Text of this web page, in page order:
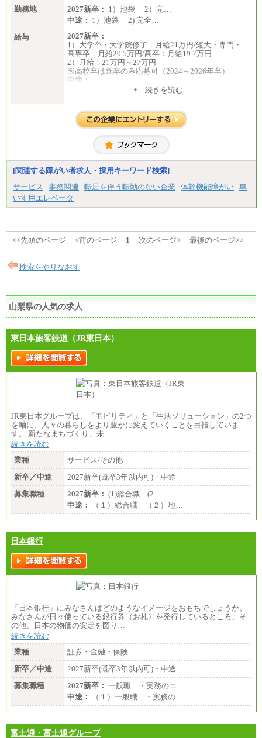
勤務地
2027新卒： 1）池袋 2）完…
中途： 1）池袋 2) 完全…
給与
2027新卒：
1）大学卒・大学院修了：月給21万円/短大・専門・
高専卒：月給20.5万円/高卒：月給19.7万円
2）月給：21万円～27万円
※高校卒は既卒のみ応募可（2024～2026年卒）
中途：
1）月給：21万円～25万円+ 続きを読む
[関連する障がい者求人・採用キーワード検索]
サービス
事務関連 転居を伴う転勤のない企業 体幹機能障がい 車
いす用エレベータ
<<先頭のページ <前のページ 1 次のページ> 最後のページ>>
検索をやりなおす
山梨県の人気の求人
東日本旅客鉄道（JR東日本）
JR東日本グループは、「モビリティ」と「生活ソリューション」の2つ
を軸に、人々の暮らしをより豊かに変えていくことを目指していま
す。 新たなまちづくり、未…
続きを読む
業種
サービス/その他
新卒／中途
2027新卒(既卒3年以内可)・中途
募集職種
2027新卒： (1)総合職 (2…
中途：
（１）総合職 （２）地…
日本銀行
「日本銀行」にみなさんはどのようなイメージをおもちでしょうか。
みなさんが日々使っている銀行券（お札）を発行しているところ、そ
の他、日本の物価の安定を図り…
続きを読む
業種
証券・金融・保険
新卒／中途
2027新卒(既卒3年以内可)・中途
募集職種
2027新卒： 一般職 ・実務のエ…
中途：
（１）一般職 ・実務の…
富士通・富士通グループ